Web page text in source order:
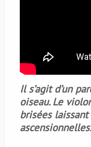
Il s’agit d’un
oiseau. Le
brisées
ascensionnelles.